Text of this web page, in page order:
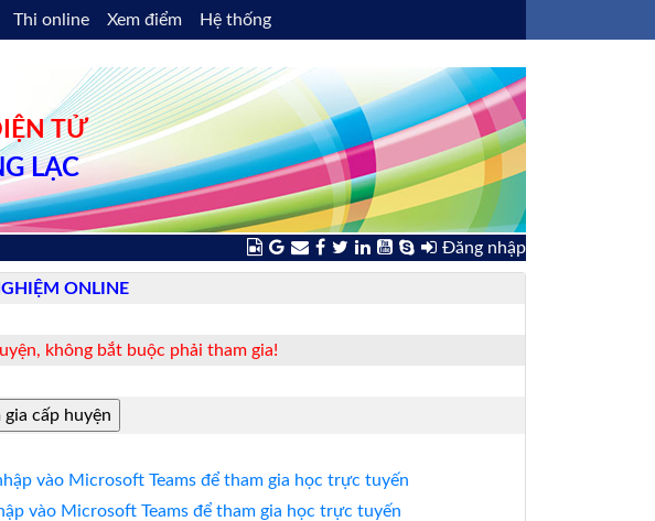
Thi online Xem điểm Hệ thống
TỬ
LẠC
Đăng nhập
ONLINE
không bắt buộc phải tham gia!
vào Microsoft Teams để tham gia học trực tuyến
vào Microsoft Teams để tham gia học trực tuyến